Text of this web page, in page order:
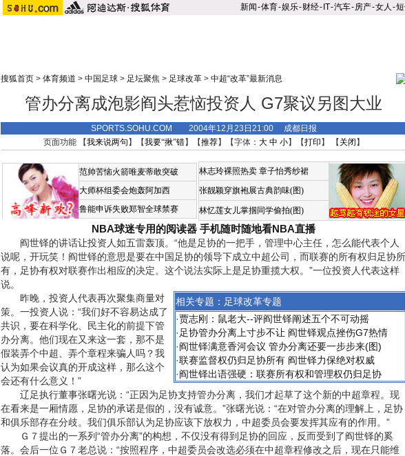
新闻-体育-娱乐-财经- IT-汽车-房产-女人 -
搜狐首页> 体育频道 > 中国足球> 足坛聚焦> 足球改革> 中超“改革”最新消息
管办分离成泡影阎头惹恼投资人 G7聚议另图大业
SPORTS.SOHU.COM 2004年12月23日21:00 成都日报
页面功能 【我来说两句 】【我要“揪”错】【推荐】【字体： 大 中 小】【打印 】 【 关闭 】
范帅苦恼火箭唯麦蒂敢突破
大师杯组委会炮轰阿加西
鲁能申诉失败郑智全球禁赛
林志玲裸照热卖 章子怡秀纱裙
张靓颖穿旗袍展古典韵味(图)
林忆莲女儿掌掴同学偷拍(图)
NBA球迷专用的阅读器 手机随时随地看NBA直播
阎世铎的讲话让投资人如五雷轰顶。“他是足协的一把手，管理中心主任，怎么能代表个人
说呢，开玩笑！阎世铎的意思是要在中国足协的领导下成立中超公司，而联赛的所有权归足协所
有，足协有权对联赛作出相应的决定。这个说法实际上是足协重揽大权。”一位投资人代表这样
说。
相关专题： 足球改革专题
·贾志刚：鼠老大--评阎世铎阐述五个不可动摇
· 足协管办分离上寸步不让 阎世铎观点挫伤G7热情
·阎世铎满意香河会议 管办分离还要一步步来(图)
·联赛监督权仍归足协所有 阎世铎力保绝对权威
·阎世铎出语强硬：联赛所有权和管理权仍归足协
昨晚，投资人代表再次聚集商量对
策。一投资人说：“我们好不容易达成了
共识，要在科学化、民主化的前提下管
办分离。他们现在又来这一套，那不是
假装弄个中超、弄个章程来骗人吗？我
认为如果会议真的开成这样，那么这个
会还有什么意义！”
辽足执行董事张曙光说：“正因为足协支持管办分离，我们才起草了这个新的中超章程。现
在看来是一厢情愿，足协的承诺是假的，没有诚意。”张曙光说：“在对管办分离的理解上，足协
和俱乐部存在分歧。我们俱乐部认为足协应该下放权力，中超委员会要发挥其应有的作用。”
Ｇ７提出的一系列“管办分离”的构想，不仅没有得到足协的回应，反而受到了阎世铎的奚
落。会后一位Ｇ７老总说：“按照程序，中超委员会改选必须在中超章程修改之后，现在只能维